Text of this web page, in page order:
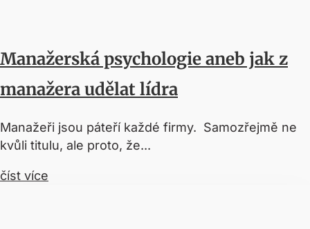
Manažerská psychologie aneb jak z
manažera udělat lídra
Manažeři jsou páteří každé firmy. Samozřejmě ne
kvůli titulu, ale proto, že...
číst více